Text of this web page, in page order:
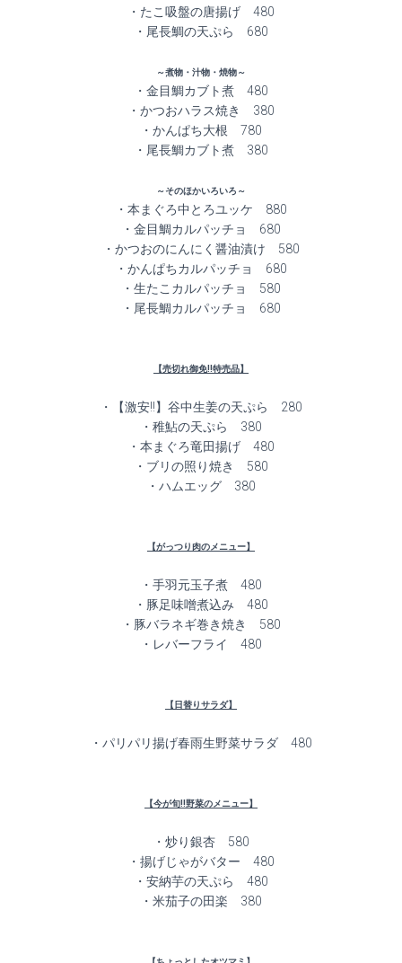
・たこ吸盤の唐揚げ 480
・尾長鯛の天ぷら 680
～煮物・汁物・焼物～
・金目鯛カブト煮 480
・かつおハラス焼き 380
・かんぱち大根 780
・尾長鯛カブト煮 380
～そのほかいろいろ～
・本まぐろ中とろユッケ 880
・金目鯛カルパッチョ 680
・かつおのにんにく醤油漬け 580
・かんぱちカルパッチョ 680
・生たこカルパッチョ 580
・尾長鯛カルパッチョ 680
【売切れ御免!!特売品】
・【激安!!】谷中生姜の天ぷら 280
・稚鮎の天ぷら 380
・本まぐろ竜田揚げ 480
・ブリの照り焼き 580
・ハムエッグ 380
【がっつり肉のメニュー】
・手羽元玉子煮 480
・豚足味噌煮込み 480
・豚バラネギ巻き焼き 580
・レバーフライ 480
【日替りサラダ】
・パリパリ揚げ春雨生野菜サラダ 480
【今が旬!!野菜のメニュー】
・炒り銀杏 580
・揚げじゃがバター 480
・安納芋の天ぷら 480
・米茄子の田楽 380